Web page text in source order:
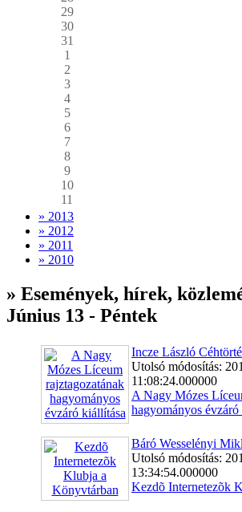
29
30
31
1
2
3
4
5
6
7
8
9
10
11
» 2013
» 2012
» 2011
» 2010
» Események, hírek,
Június 13 - Péntek
Incze László
Utolsó módosítás:
11:08:24.000000
A Nagy Mózes
hagyományos évzáró
Báró Wesselényi
Utolsó módosítás:
13:34:54.000000
Kezdõ Internetezõk